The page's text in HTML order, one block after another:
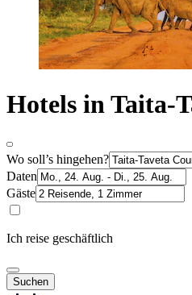
Hotels in Taita-
Wo soll’s hingehen?
Daten
Gäste
Ich reise geschäftlich
Suchen